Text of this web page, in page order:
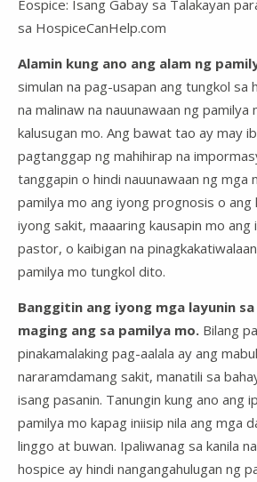
Eospice: Isang Gabay sa Talakayan
sa HospiceCanHelp.com
Alamin kung ano ang alam ng
simulan na pag-usapan ang tungkol sa
na malinaw na nauunawaan ng pamilya
kalusugan mo. Ang bawat tao ay may
pagtanggap ng mahihirap na
tanggapin o hindi nauunawaan ng mga
pamilya mo ang iyong prognosis o ang
iyong sakit, maaaring kausapin mo
pastor, o kaibigan na
pamilya mo tungkol dito.
Banggitin ang iyong mga layunin
maging ang sa pamilya mo. Bilang
pinakamalaking pag-aalala ay ang
nararamdamang sakit, manatili sa
isang pasanin. Tanungin kung ano ang
pamilya mo kapag iniisip nila ang mga
linggo at buwan. Ipaliwanag sa kanila
hospice ay hindi nangangahulugan ng